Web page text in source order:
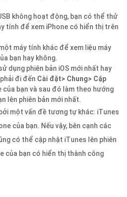
không hoạt động, bạn có thể thử
tính để xem iPhone có hiển thị trên
máy tính khác để xem liệu máy
bạn hay không.
dụng phiên bản iOS mới nhất hay
đi đến Cài đặt> Chung> Cập
của bạn và sau đó làm theo hướng
lên phiên bản mới nhất.
một vấn đề tương tự khác: iTunes
của bạn. Nếu vậy, bên cạnh các
có thể cập nhật iTunes lên phiên
của bạn có hiển thị thành công